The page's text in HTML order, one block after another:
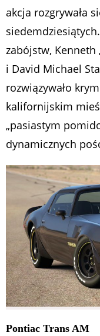
akcja rozgrywała
zabójstw, Kenneth
i David Michael
rozwiązywało
kalifornijskim
„pasiastym
dynamicznych
Pontiac Trans AM